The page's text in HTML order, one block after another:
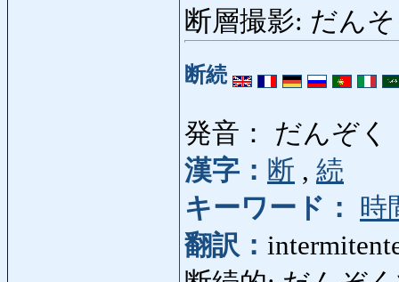
断層撮影: だん
断続
発音： だんぞく
漢字： 断 , 続
キーワード：
時
翻訳：